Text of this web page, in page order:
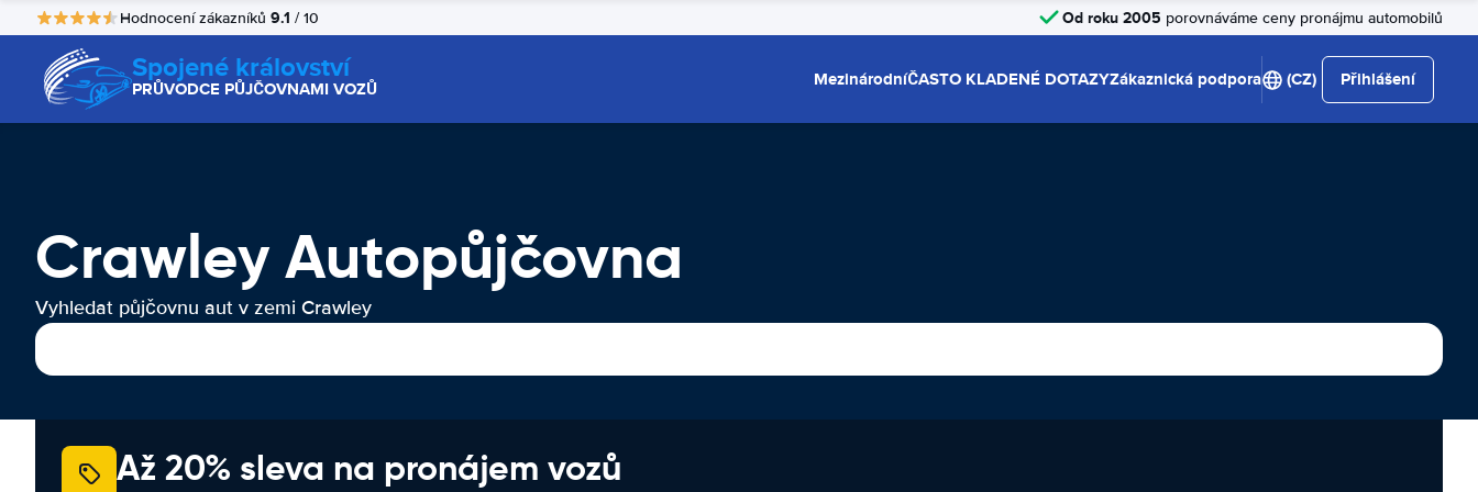
Hodnocení zákazníků 9.1 / 10 Od roku 2005 porovnáváme ceny pronájmu automobilů
Spojené království
PRŮVODCE PŮJČOVNAMI VOZŮ MezinárodníČASTO KLADENÉ DOTAZYZákaznická podpora (CZ) Přihlášení
Crawley Autopůjčovna
Vyhledat půjčovnu aut v zemi Crawley
Až 20% sleva na pronájem vozů